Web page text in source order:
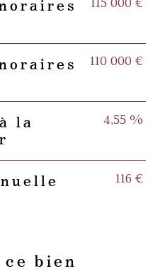
115 000 €
110 000 €
la
4,55 %
116 €
bien